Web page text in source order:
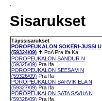
Sisarukset
Täyssisarukset
POROPEUKALON SOKERI-JUSSI U
(59324/09) ✝ PoA Pra Ifa Ka
POROPEUKALON SANDUR N
(59325/09) Pra Ifa
POROPEUKALON SEESAM N
(59326/09) Pra Ifa
POROPEUKALON SARVIKIELA N
(59327/09) Pra Ifa
POROPEUKALON SATA SAVUA N
(59328/09) Pra Ifa